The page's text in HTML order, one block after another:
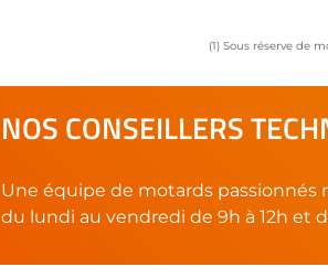
(1) Sous réserve de
NOS CONSEILLERS
Une équipe de motards passionnés
du lundi au vendredi de 9h à 12h et